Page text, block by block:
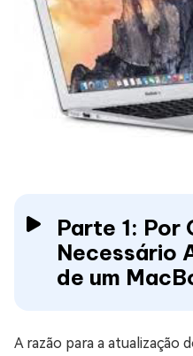
Parte 1: Por
Necessário
de um
A razão para a atualização